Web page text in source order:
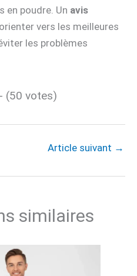
en poudre. Un avis
vers les meilleures
les problèmes
(50 votes)
Article suivant →
similaires